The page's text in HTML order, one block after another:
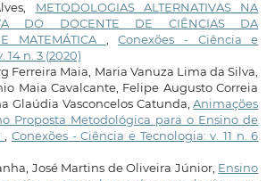
METODOLOGIAS ALTERNATIVAS NA
DO DOCENTE DE CIÊNCIAS DA
MATEMÁTICA ,Conexões - Ciência e
14 n. 3 (2020)
Ferreira Maia, Maria Vanuza Lima da Silva,
Maia Cavalcante, Felipe Augusto Correia
Glaúdia Vasconcelos Catunda,Animações
Proposta Metodológica para o Ensino de
, Conexões - Ciência e Tecnologia: v. 11 n. 6
José Martins de Oliveira Júnior, Ensino